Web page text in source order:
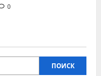
0
ПОИСК